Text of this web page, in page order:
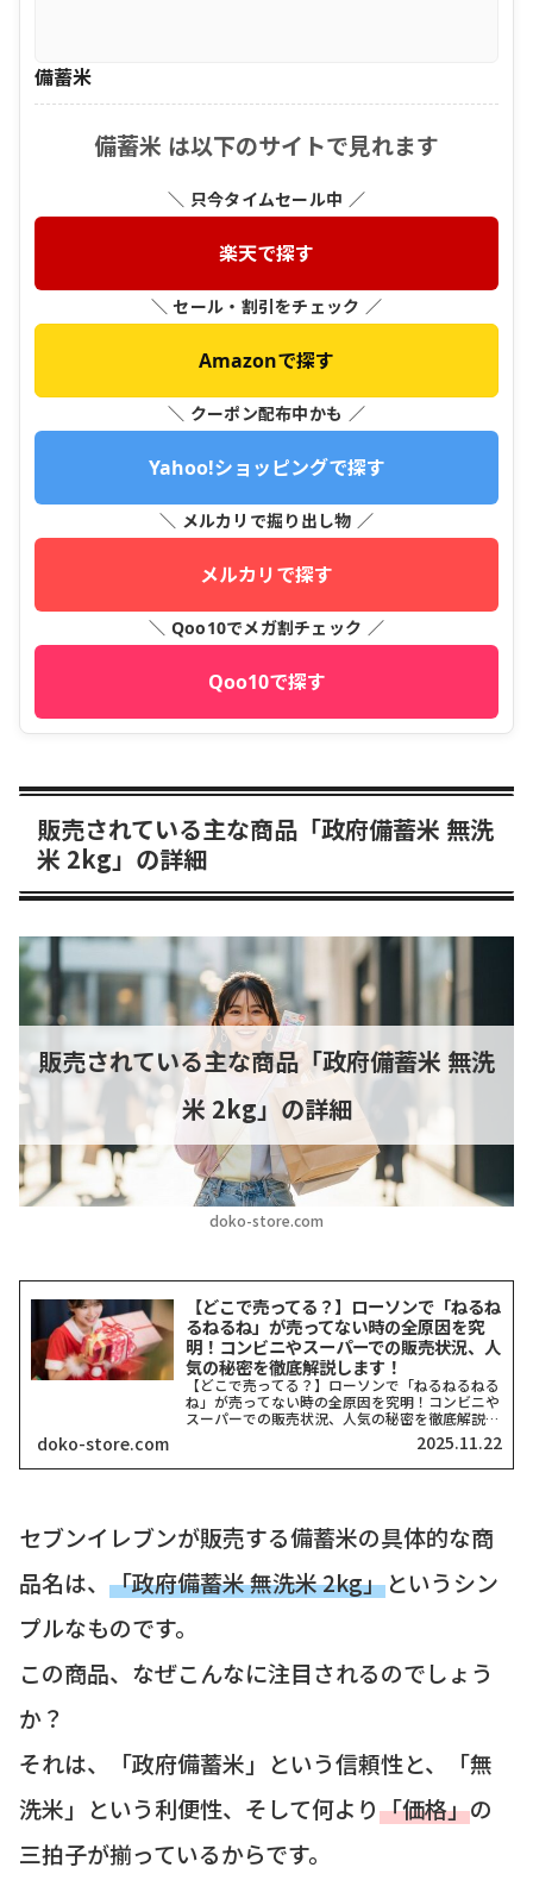
備蓄米
備蓄米 は以下のサイトで見れます
＼ 只今タイムセール中 ／
楽天で探す
＼ セール・割引をチェック ／
Amazonで探す
＼ クーポン配布中かも ／
Yahoo!ショッピングで探す
＼ メルカリで掘り出し物 ／
メルカリで探す
＼ Qoo10でメガ割チェック ／
Qoo10で探す
販売されている主な商品「政府備蓄米 無洗
米 2kg」の詳細
doko-store.com
販売されている主な商品「政府備蓄米 無洗
米 2kg」の詳細
【どこで売ってる？】ローソンで「ねるね
るねるね」が売ってない時の全原因を究
明！コンビニやスーパーでの販売状況、人
気の秘密を徹底解説します！
【どこで売ってる？】ローソンで「ねるねるねる
ね」が売ってない時の全原因を究明！コンビニや
スーパーでの販売状況、人気の秘密を徹底解説し
ます！こんにちは、どこストアです！今回は、お
子さんのおやつや、大人になってから懐かしくて
無性に食べたくなる「...
doko-store.com 2025.11.22
セブンイレブンが販売する備蓄米の具体的な商
品名は、 「政府備蓄米 無洗米 2kg」というシン
プルなものです。
この商品、なぜこんなに注目されるのでしょう
か？
それは、「政府備蓄米」という信頼性と、「無
洗米」という利便性、そして何より「価格」の
三拍子が揃っているからです。